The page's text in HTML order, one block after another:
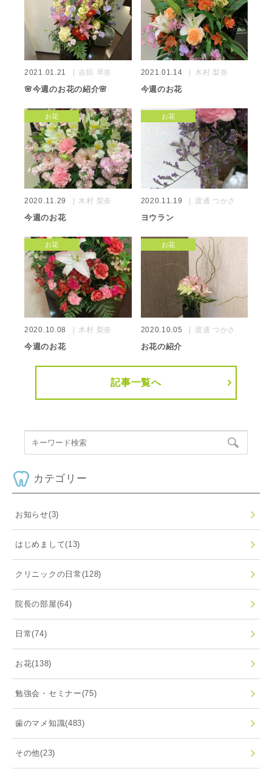
2021.01.21 吉田 琴奈
🌸今週のお花の紹介🌸
2021.01.14 木村 梨奈
今週のお花
お花
2020.11.29 木村 梨奈
今週のお花
お花
2020.11.19 渡邊 つかさ
ヨウラン
お花
2020.10.08 木村 梨奈
今週のお花
お花
2020.10.05 渡邊 つかさ
お花の紹介
記事一覧へ
カテゴリー
お知らせ(3)
はじめまして(13)
クリニックの日常(128)
院長の部屋(64)
日常(74)
お花(138)
勉強会・セミナー(75)
歯のマメ知識(483)
その他(23)